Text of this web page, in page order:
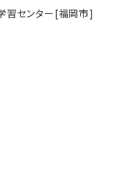
習センター[福岡市]